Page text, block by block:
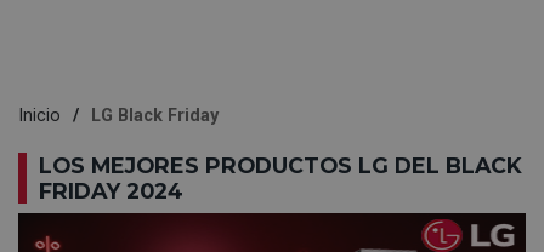
Inicio LG Black Friday
LOS MEJORES PRODUCTOS LG DEL BLACK
FRIDAY 2024